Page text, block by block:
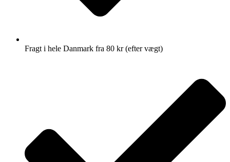
Fragt i hele Danmark fra 80 kr (efter vægt)